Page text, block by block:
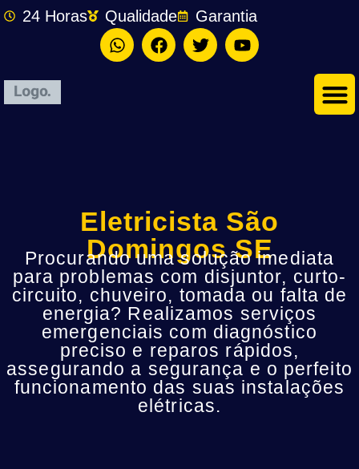
24 Horas Qualidade Garantia
Eletricista São
Domingos SE
Procurando uma solução imediata
para problemas com disjuntor, curto-
circuito, chuveiro, tomada ou falta de
energia? Realizamos serviços
emergenciais com diagnóstico
preciso e reparos rápidos,
assegurando a segurança e o perfeito
funcionamento das suas instalações
elétricas.